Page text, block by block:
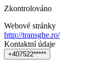
Zkontrolováno
Webové stránky
http://transghe.ro/
Kontaktní údaje
+407522*****